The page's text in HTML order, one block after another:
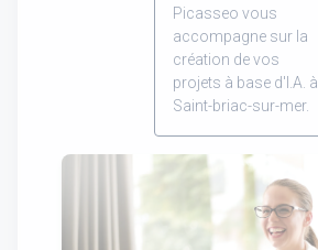
Picasseo vous
accompagne sur la
création de vos
projets à base d'I.A. à
Saint-briac-sur-mer.